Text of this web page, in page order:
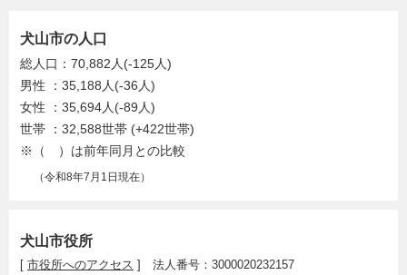
犬山市役所
[ 市役所へのアクセス ] 法人番号：3000020232157
犬山市の人口
総人口：70,882人(-125人)
男性 ：35,188人(-36人)
女性 ：35,694人(-89人)
世帯 ：32,588世帯 (+422世帯)
※（ ）は前年同月との比較
（令和8年7月1日現在）